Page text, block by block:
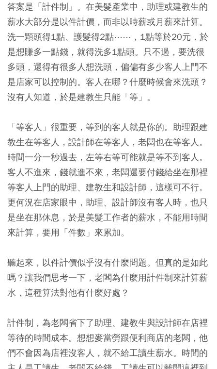
答案是「計件制」。在美髮產業中，助理或建教生的
薪水大部分是以件計價，而非以時薪或月薪來計算。
洗一顆頭得1點、護髮得2點⋯⋯，1點等於20元，於
是想賺多一點錢，就得洗多1點頭。只不過，要洗很
多頭，還得有很多人想洗頭，偏偏有多少客人上門不
是店家可以控制的。客人在哪？什麼時候會來洗頭？
沒有人知道，於是建教生只能「等」。
「等客人」很重要，等到的客人就是你的。助理跟建
教生在等客人，設計師在等客人，老闆也在等客人。
時間一分一秒過去，左等右等可能就是等不到客人。
客人不進來，錢就進不來，老闆還要付錢給坐在那裡
等客人上門的助理、建教生和設計師，這樣可不行。
更何況在店家眼中，助理、設計師沒有客人時，也只
是坐在那休息，於是美髮工作者的薪水，不能用時間
來計算，要用「件數」來累加。
聽起來，以件計價似乎沒有什麼問題。但真的是如此
嗎？讓我們思考一下，老闆為什麼用計件制來計算薪
水，這種算法對他有什麼好處？
計件制，為老闆省下了助理、建教生與設計師在店裡
等待的時間成本。想想麥當勞跟便利商店的老闆，他
們不會因為店裡沒客人，就不給工讀生薪水。時間的